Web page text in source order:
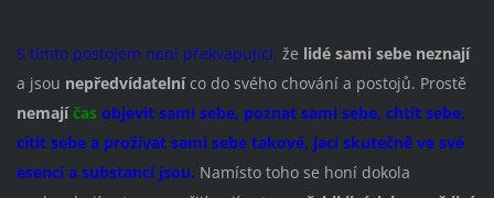
S tímto postojem není překvapující, že lidé sami sebe neznají
a jsou nepředvídatelníco do svého chování a postojů. Prostě
nemajíčas objevit sami sebe, poznat sami sebe, chtít sebe,
cítit sebe a prožívat sami sebe takové, jací skutečně ve své
esenci a substanci jsou. Namísto toho se honí dokola